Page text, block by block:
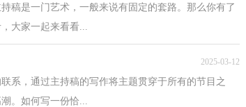
稿是一门艺术，一般来说有固定的套路。那么你有了
大家一起来看看...
2025-03-12
系，通过主持稿的写作将主题贯穿于所有的节目之
。如何写一份恰...